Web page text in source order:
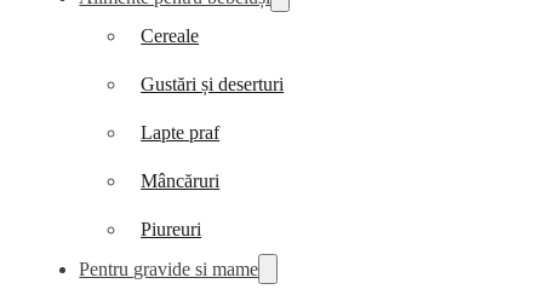
Cereale
Gustări și deserturi
Lapte praf
Mâncăruri
Piureuri
Pentru gravide si mame